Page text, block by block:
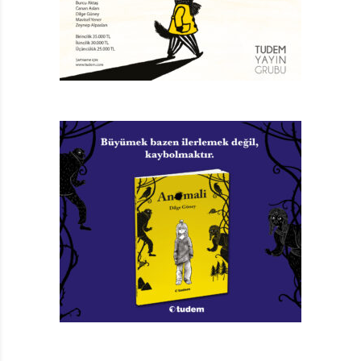
iyiye ilerleyen annesiyle plastik evde yaşıyor.
Taşınmakla sonuçlanan boşanmanın esas failinin o
olmadığını artık bilse de tepetaklak giden hayatından
sorumlu tuttuğu babasına hâlâ küs. Üstelik bırak baba
sevgili edinmiş.
Ama asıl hayret verici olan bu gelişmeler değil. Hayret
verici olan, yazar Finn-Ole Heinrich’in, Ekşilina’ya
hayatın acımasız yanlarıyla baş etmek ve bu süreçte
olgunlaşmak için ihtiyaç duyduğu zamanı cömertçe
tanıması. Yetişkin zihinlerin çoktan, “amma yaptı bu kız,
babasının kötü niyetli olmadığını, onu korumaya
çalıştığını neden göremiyor, artık uzatmaması
gerekiyor” diye sabırsızlanmaya başladığı yerde o,
Ekşilina’ya sonuna kadar ekşimek için fırsat tanıyor.